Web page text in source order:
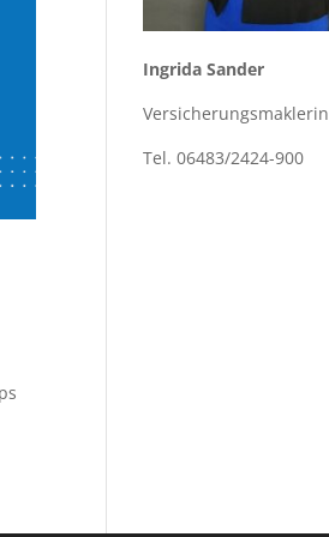
Ingrida Sander
Versicherungsmaklerin
Tel. 06483/2424-900